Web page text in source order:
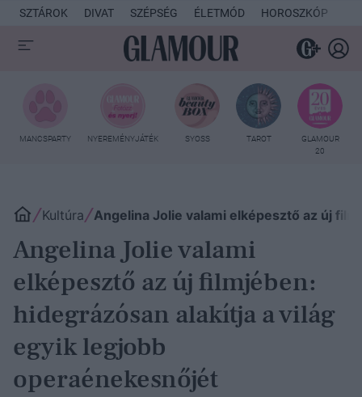
SZTÁROK DIVAT SZÉPSÉG ÉLETMÓD HOROSZKÓP
MANCSPARTY NYEREMÉNYJÁTÉK SYOSS TAROT
GLAMOUR
20
Kultúra Angelina Jolie valami elképesztő az új
Angelina Jolie valami
elképesztő az új filmjében:
hidegrázósan alakítja a világ
egyik legjobb
operaénekesnőjét